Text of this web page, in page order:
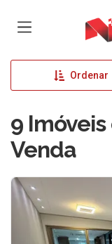
Ordenar
9
Venda